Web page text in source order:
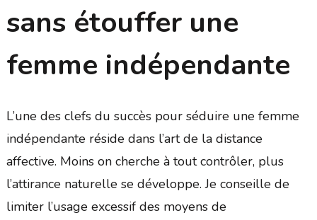
sans étouffer une
femme indépendante
L’une des clefs du succès pour séduire une femme
indépendante réside dans l’art de la distance
affective. Moins on cherche à tout contrôler, plus
l’attirance naturelle se développe. Je conseille de
limiter l’usage excessif des moyens de